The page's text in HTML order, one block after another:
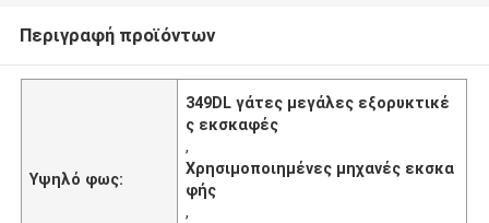
Περιγραφή προϊόντων
Υψηλό φως:
349DL γάτες μεγάλες εξορυκτικέ
ς εκσκαφές
,
Χρησιμοποιημένες μηχανές εκσκα
φής
,